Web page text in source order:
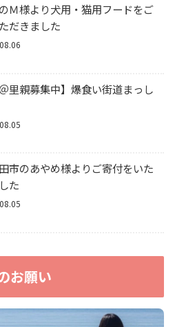
Ｍ様より犬用・猫用フードをご
だきました
＠里親募集中】爆食い街道まっし
市のあやめ様よりご寄付をいた
た
お願い